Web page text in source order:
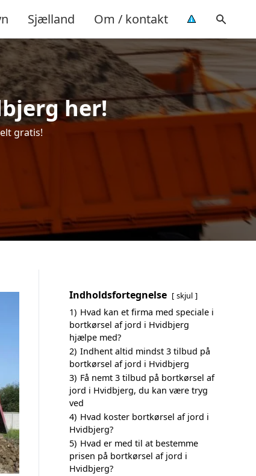
Sjælland Om / kontakt
her!
gratis!
Indholdsfortegnelse skjul
1) Hvad kan et firma med speciale i
bortkørsel af jord i Hvidbjerg
hjælpe med?
2) Indhent altid mindst 3 tilbud på
bortkørsel af jord i Hvidbjerg
3) Få nemt 3 tilbud på bortkørsel af
jord i Hvidbjerg, du kan være tryg
ved
4) Hvad koster bortkørsel af jord i
Hvidbjerg?
5) Hvad er med til at bestemme
prisen på bortkørsel af jord i
Hvidbjerg?